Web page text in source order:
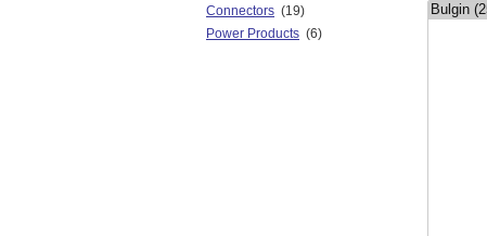
Connectors (19)
Power Products (6)